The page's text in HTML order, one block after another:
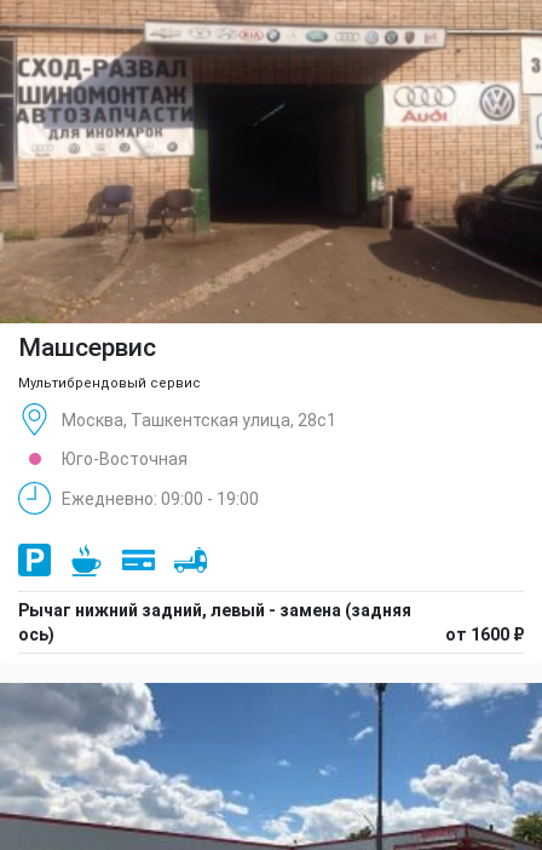
Машсервис
Мультибрендовый сервис
Москва, Ташкентская улица, 28с1
Юго-Восточная
Ежедневно: 09:00 - 19:00
Рычаг нижний задний, левый - замена (задняя
ось)
от 1600 ₽